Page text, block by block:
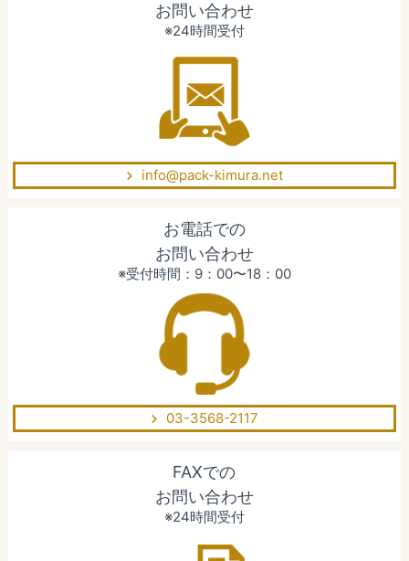
お問い合わせ
※24時間受付
info@pack-kimura.net
お電話での
お問い合わせ
※受付時間：9：00〜18：00
03-3568-2117
FAXでの
お問い合わせ
※24時間受付